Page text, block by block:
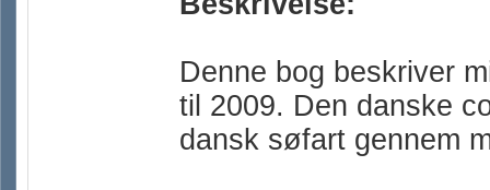
Denne bog beskriver
til 2009. Den danske
dansk søfart gennem